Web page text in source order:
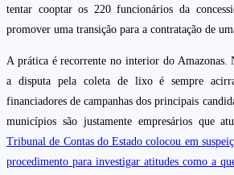
tentar cooptar os 220 funcionários da
promover uma transição para a contratação de
A prática é recorrente no interior do Amazonas.
a disputa pela coleta de lixo é sempre
financiadores de campanhas dos principais
municípios são justamente empresários que
Tribunal de Contas do Estado colocou em
procedimento para investigar atitudes como a